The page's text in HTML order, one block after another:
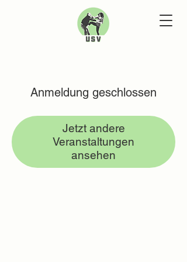
Anmeldung geschlossen
Jetzt andere
Veranstaltungen
ansehen